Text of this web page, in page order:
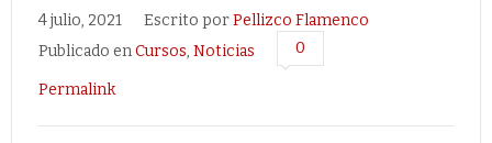
4 julio, 2021 Escrito porPellizco Flamenco
Publicado enCursos, Noticias 0
Permalink